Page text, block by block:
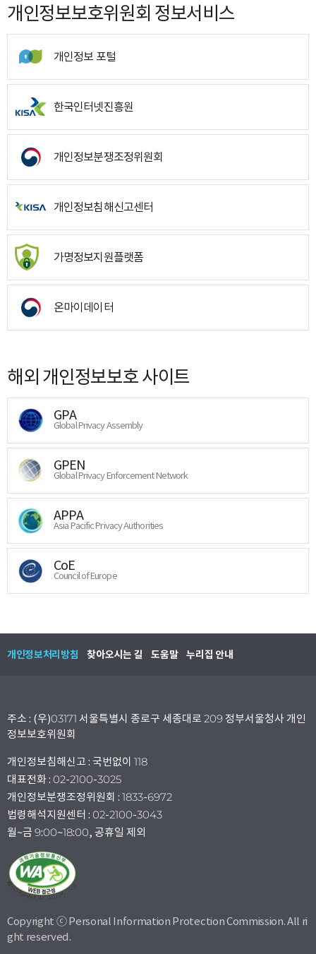
개인정보보호위원회 정보서비스
개인정보 포털
한국인터넷진흥원
개인정보분쟁조정위원회
개인정보침해신고센터
가명정보지원플랫폼
온마이데이터
해외 개인정보보호 사이트
GPA
Global Privacy Assembly
GPEN
Global Privacy Enforcement Network
APPA
Asia Pacific Privacy Authorities
CoE
Council of Europe
개인정보처리방침 찾아오시는 길 도움말 누리집 안내
주소 : (우)03171 서울특별시 종로구 세종대로 209 정부서울청사 개인
정보보호위원회
개인정보침해신고 : 국번없이 118
대표전화 : 02-2100-3025
개인정보분쟁조정위원회 : 1833-6972
법령해석지원센터 : 02-2100-3043
월~금 9:00~18:00, 공휴일 제외
Copyright ⓒ Personal Information Protection Commission. All ri
ght reserved.